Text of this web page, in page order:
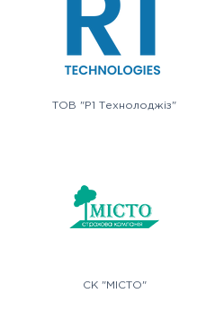
ТОВ "Р1 Технолоджіз"
СК "МІСТО"